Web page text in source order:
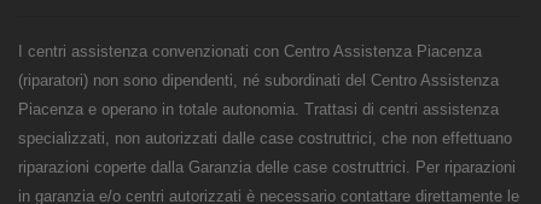
I centri assistenza convenzionati con Centro Assistenza Piacenza
(riparatori) non sono dipendenti, né subordinati del Centro Assistenza
Piacenza e operano in totale autonomia. Trattasi di centri assistenza
specializzati, non autorizzati dalle case costruttrici, che non effettuano
riparazioni coperte dalla Garanzia delle case costruttrici. Per riparazioni
in garanzia e/o centri autorizzati è necessario contattare direttamente le